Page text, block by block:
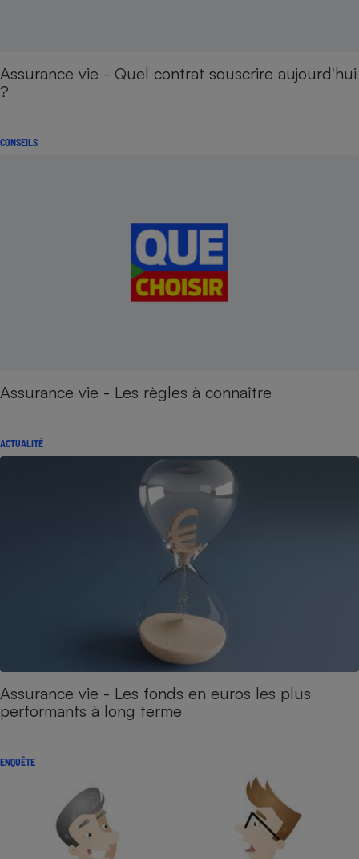
Assurance vie - Quel contrat souscrire aujourd'hui
?
CONSEILS
Assurance vie - Les règles à connaître
ACTUALITÉ
Assurance vie - Les fonds en euros les plus
performants à long terme
ENQUÊTE